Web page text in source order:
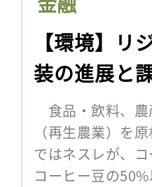
【環境】リ
装の進展と
食品・飲料、農
（再生農業）を
ではネスレが、
コーヒー豆の